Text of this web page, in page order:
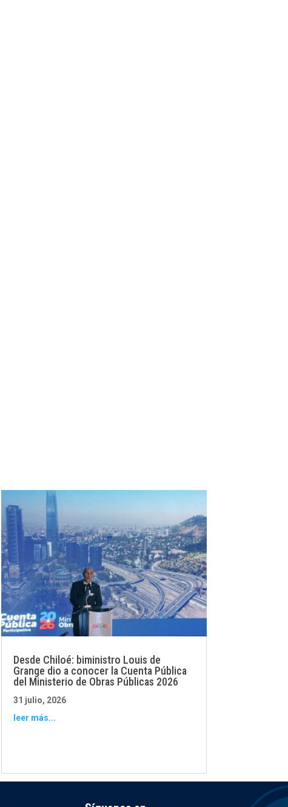
Desde Chiloé: biministro Louis de
Grange dio a conocer la Cuenta Pública
del Ministerio de Obras Públicas 2026
31 julio, 2026
leer más...